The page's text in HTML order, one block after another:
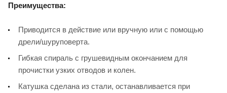
Преимущества:
Приводится в действие или вручную или с помощью
дрели/шуруповерта.
Гибкая спираль с грушевидным окончанием для
прочистки узких отводов и колен.
Катушка сделана из стали, останавливается при